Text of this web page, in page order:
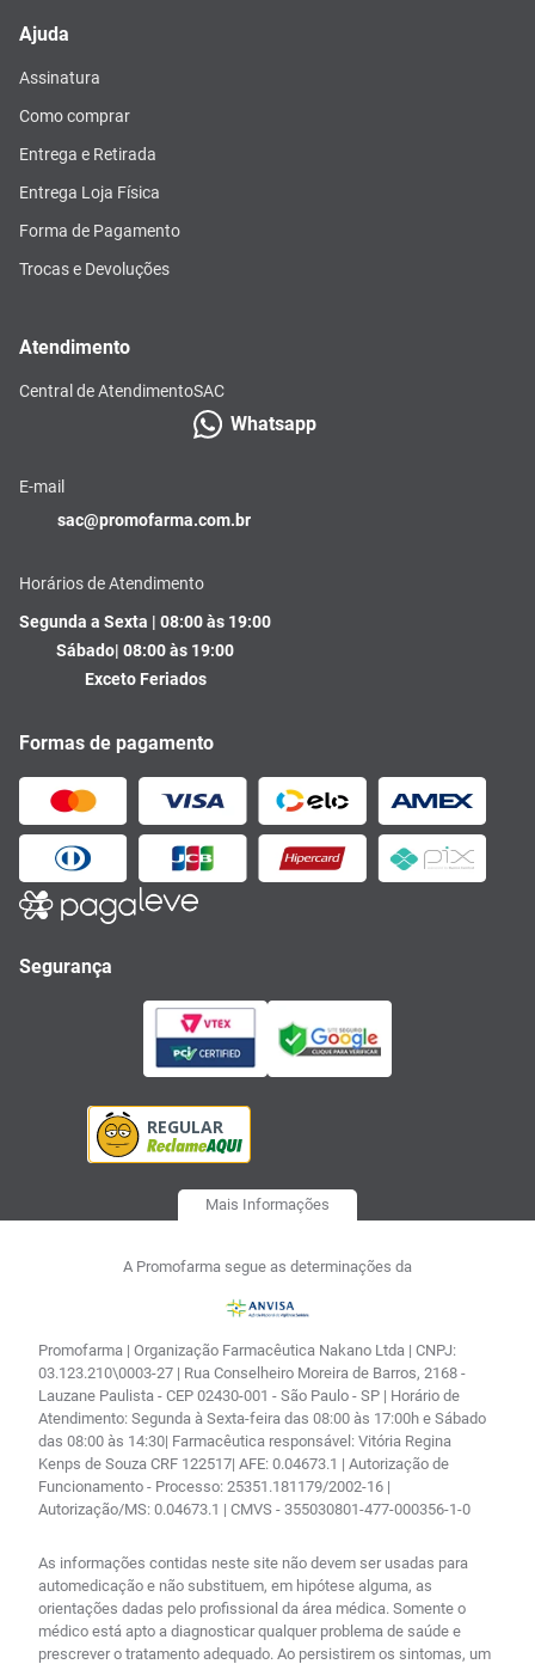
Ajuda
Assinatura
Como comprar
Entrega e Retirada
Entrega Loja Física
Forma de Pagamento
Trocas e Devoluções
Atendimento
Central de AtendimentoSAC
Whatsapp
E-mail
sac@promofarma.com.br
Horários de Atendimento
Segunda a Sexta | 08:00 às 19:00
Sábado| 08:00 às 19:00
Exceto Feriados
Formas de pagamento
Segurança
Mais Informações
A Promofarma segue as determinações da
Promofarma | Organização Farmacêutica Nakano Ltda | CNPJ:
03.123.210\0003-27 | Rua Conselheiro Moreira de Barros, 2168 -
Lauzane Paulista - CEP 02430-001 - São Paulo - SP | Horário de
Atendimento: Segunda à Sexta-feira das 08:00 às 17:00h e Sábado
das 08:00 às 14:30| Farmacêutica responsável: Vitória Regina
Kenps de Souza CRF 122517| AFE: 0.04673.1 | Autorização de
Funcionamento - Processo: 25351.181179/2002-16 |
Autorização/MS: 0.04673.1 | CMVS - 355030801-477-000356-1-0
As informações contidas neste site não devem ser usadas para
automedicação e não substituem, em hipótese alguma, as
orientações dadas pelo profissional da área médica. Somente o
médico está apto a diagnosticar qualquer problema de saúde e
prescrever o tratamento adequado. Ao persistirem os sintomas, um